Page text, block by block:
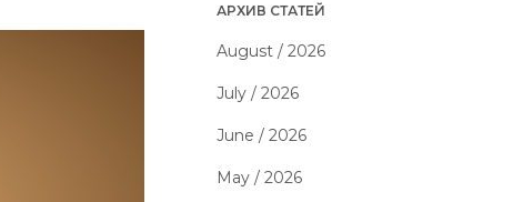
АРХИВ СТАТЕЙ
August / 2026
July / 2026
June / 2026
May / 2026